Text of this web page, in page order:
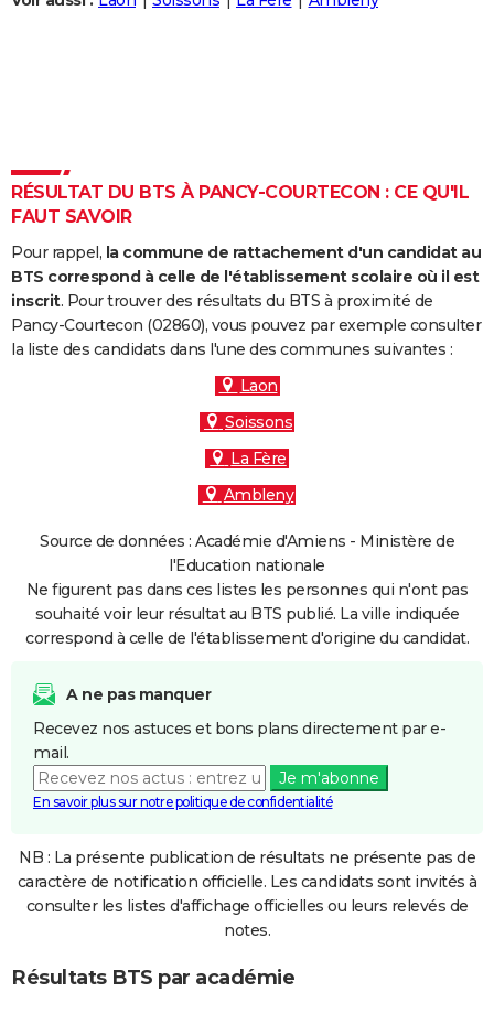
Carte de Noël
Carte Bonne année
Carte Saint-Valentin
Carte Pâques
Carte d'anniversaire
Dictionnaire
Biographies
Citations
Expressions
Proverbes
PROGRAMME TV
COPAINS D'AVANT
S'inscrire
Se connecter
Lycées
Collèges
Primaires
Universités
Entreprises
Service militaire
Avis de recherche
AVIS DE DÉCÈS
RÉSULTAT DU BTS À PANCY-COURTECON : CE QU'IL
FAUT SAVOIR
Pour rappel, la commune de rattachement d'un candidat au
BTS correspond à celle de l'établissement scolaire où il est
inscrit. Pour trouver des résultats du BTS à proximité de
Pancy-Courtecon (02860), vous pouvez par exemple consulter
la liste des candidats dans l'une des communes suivantes :
Laon
Soissons
La Fère
Ambleny
Source de données : Académie d'Amiens - Ministère de
l'Education nationale
Ne figurent pas dans ces listes les personnes qui n'ont pas
souhaité voir leur résultat au BTS publié. La ville indiquée
correspond à celle de l'établissement d'origine du candidat.
A ne pas manquer
Recevez nos astuces et bons plans directement par e-
mail.
Je m'abonne
En savoir plus sur notre politique de confidentialité
NB : La présente publication de résultats ne présente pas de
caractère de notification officielle. Les candidats sont invités à
consulter les listes d'affichage officielles ou leurs relevés de
notes.
Résultats BTS par académie